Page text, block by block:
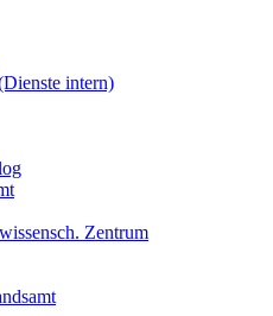
intern)
Zentrum